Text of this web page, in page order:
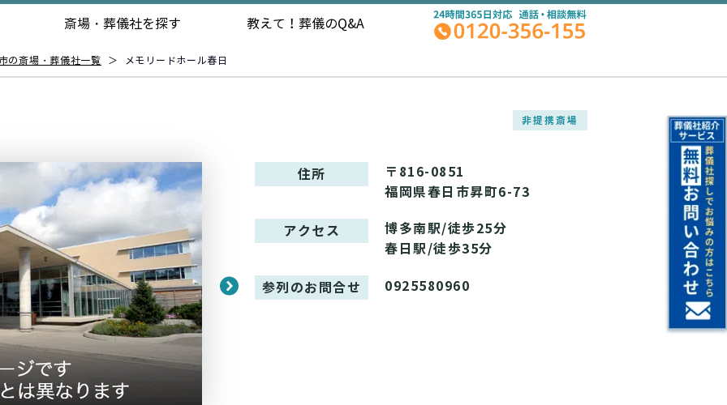
斎場・葬儀社を探す 教えて！ 葬儀のQ&A
の斎場・葬儀社一覧 ＞ メモリードホール春日
非提携斎場
住所
〒816-0851
福岡県春日市昇町6-73
アクセス
博多南駅/徒歩25分
春日駅/徒歩35分
参列のお問合せ 0925580960